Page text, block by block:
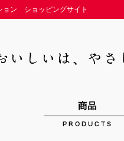
ョン ショッピングサイト